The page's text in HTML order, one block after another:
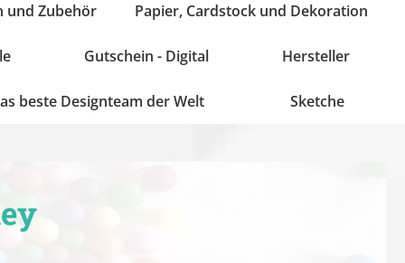
und Zubehör Papier, Cardstock und Dekoration
Gutschein - Digital Hersteller
beste Designteam der Welt Sketche